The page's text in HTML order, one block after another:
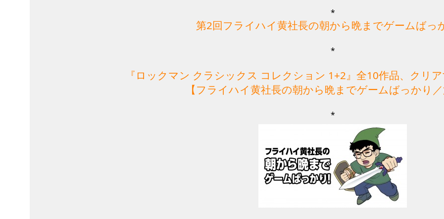
*
第2回フライハイ黄社長の朝から晩までゲームばっ
*
『ロックマン クラシックス コレクション 1+2』全10作品、クリ
【フライハイ黄社長の朝から晩までゲームばっかり／
*